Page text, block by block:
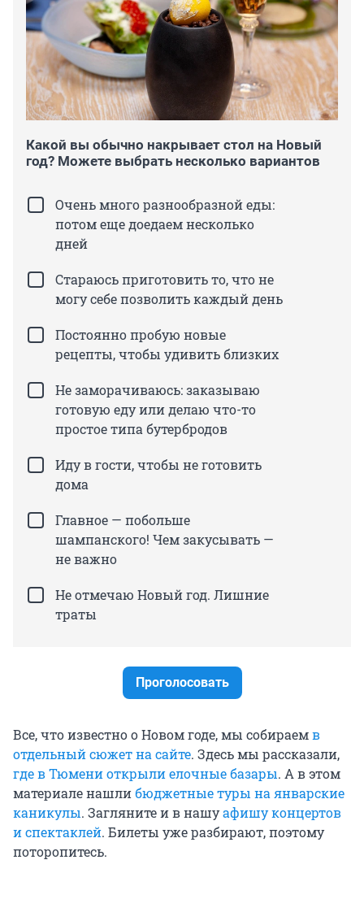
Какой вы обычно накрывает стол на Новый
год? Можете выбрать несколько вариантов
Очень много разнообразной еды:
потом еще доедаем несколько
дней
Стараюсь приготовить то, что не
могу себе позволить каждый день
Постоянно пробую новые
рецепты, чтобы удивить близких
Не заморачиваюсь: заказываю
готовую еду или делаю что-то
простое типа бутербродов
Иду в гости, чтобы не готовить
дома
Главное — побольше
шампанского! Чем закусывать —
не важно
Не отмечаю Новый год. Лишние
траты
Проголосовать
Все, что известно о Новом годе, мы собираемв
отдельный сюжет на сайте. Здесь мы рассказали,
где в Тюмени открыли елочные базары. А в этом
материале нашлибюджетные туры на январские
каникулы. Загляните и в нашуафишу концертов
и спектаклей. Билеты уже разбирают, поэтому
поторопитесь.